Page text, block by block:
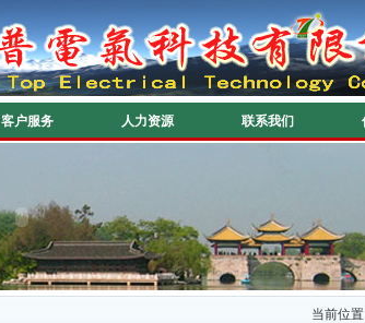
客户服务 人力资源 联系我们
当前位置